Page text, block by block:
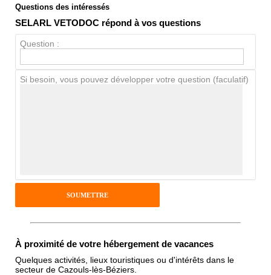
Note globale
Antispam - Combien font 7x4 (en
chiffres) :
Questions des intéressés
SELARL VETODOC répond à vos questions
Question :
Si besoin, vous pouvez développer votre question (faculatif)
À proximité de votre hébergement de vacances
Quelques activités, lieux touristiques ou d'intérêts dans le
secteur de Cazouls-lès-Béziers.